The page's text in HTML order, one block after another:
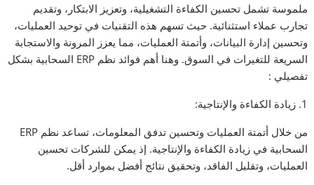
ملموسة تشمل تحسين الكفاءة التشغيلية، وتعزيز الابتكار، وتقديم
تجارب عملاء استثنائية. حيث تسهم هذه التقنيات في توحيد العمليات،
وتحسين إدارة البيانات، وأتمتة العمليات، مما يعزز المرونة والاستجابة
السريعة للتغيرات في السوق. وهنا أهم فوائد نظم ERP السحابية بشكل
تفصيلي :
1. زيادة الكفاءة والإنتاجية:
من خلال أتمتة العمليات وتحسين تدفق المعلومات، تساعد نظم ERP
السحابية في زيادة الكفاءة والإنتاجية. إذ يمكن للشركات تحسين
العمليات، وتقليل الفاقد، وتحقيق نتائج أفضل بموارد أقل.